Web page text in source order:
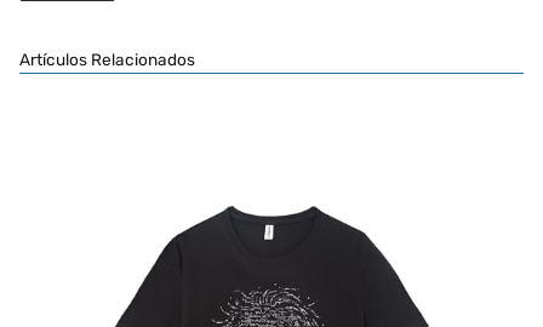
Artículos Relacionados